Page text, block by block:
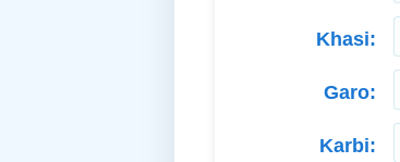
Khasi:
Garo:
Karbi: